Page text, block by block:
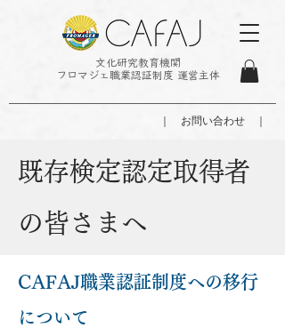
｜ お問い合わせ ｜
文化研究教育機関
フロマジェ職業認証制度 運営主体
既存検定認定取得者
の皆さまへ
CAFAJ職業認証制度への移行
について